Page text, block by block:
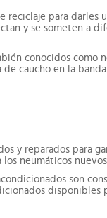
reciclaje para darles
y se someten a
conocidos como
caucho en la
y reparados para
neumáticos nuevos.
son